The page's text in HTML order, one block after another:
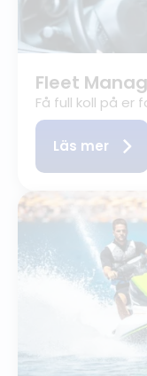
Fleet
Få full koll på er
Läs mer